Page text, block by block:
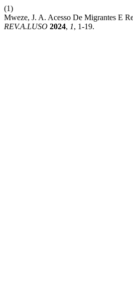
(1)
Mweze, J. A. Acesso De Migrantes E
REV.A.LUSO 2024, 1, 1-19.